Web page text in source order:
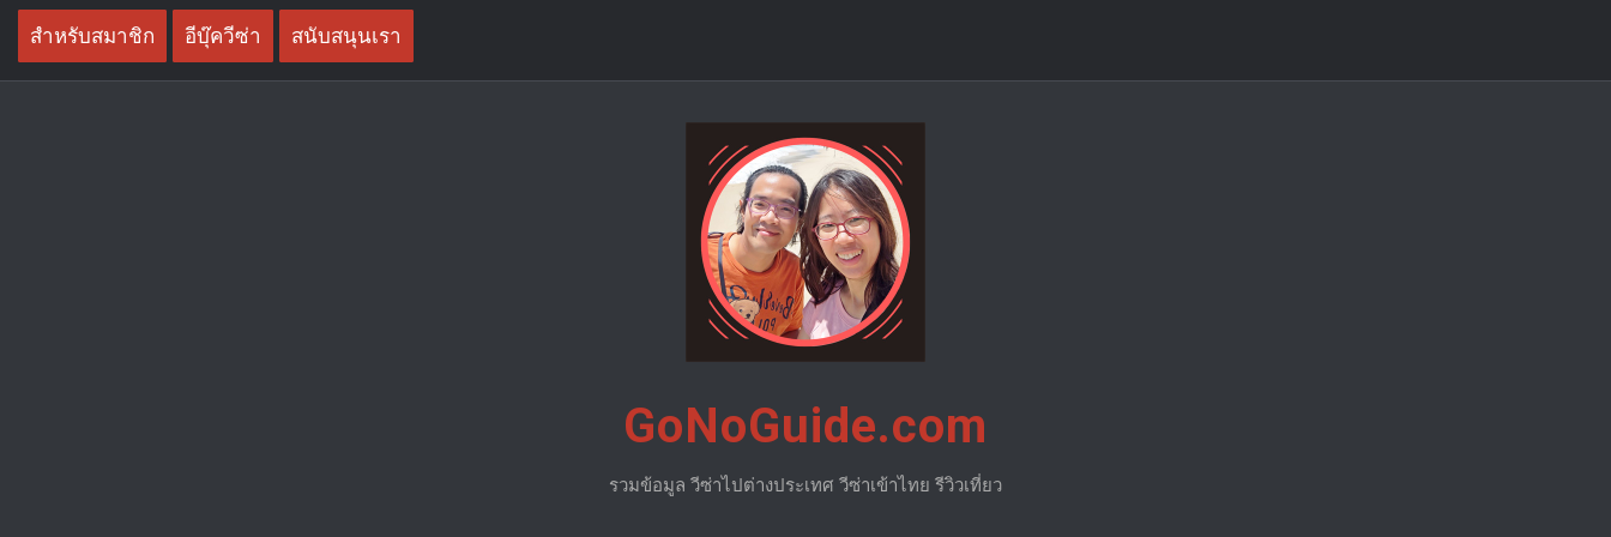
Skip
content
สำหรับสมาชิก อีบุ๊ควีซ่า สนับสนุนเรา
GoNoGuide.com
รวมข้อมูล วีซ่าไปต่างประเทศ วีซ่าเข้าไทย รีวิวเที่ยว